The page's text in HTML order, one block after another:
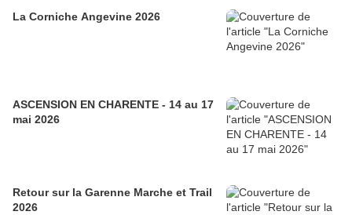
La Corniche Angevine 2026
ASCENSION EN CHARENTE - 14 au 17
mai 2026
Retour sur la Garenne Marche et Trail
2026